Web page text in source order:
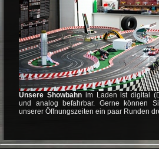
Unsere Showbahnim Laden ist digital
und analog befahrbar. Gerne können
unserer Öffnungszeiten ein paar Runden